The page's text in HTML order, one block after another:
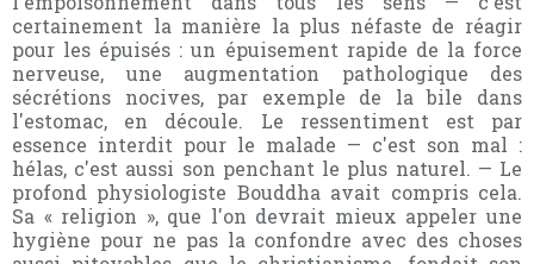
certainement la manière la plus néfaste de réagir
pour les épuisés : un épuisement rapide de la force
nerveuse, une augmentation pathologique des
sécrétions nocives, par exemple de la bile dans
l'estomac, en découle. Le ressentiment est par
essence interdit pour le malade — c'est son mal :
hélas, c'est aussi son penchant le plus naturel. — Le
profond physiologiste Bouddha avait compris cela.
Sa « religion », que l'on devrait mieux appeler une
hygiène pour ne pas la confondre avec des choses